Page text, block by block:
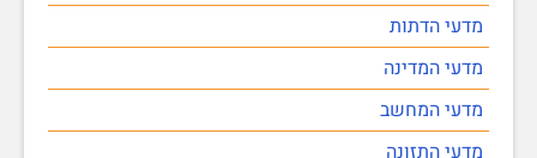
מדעי הדתות
מדעי המדינה
מדעי המחשב
מדעי התזונה